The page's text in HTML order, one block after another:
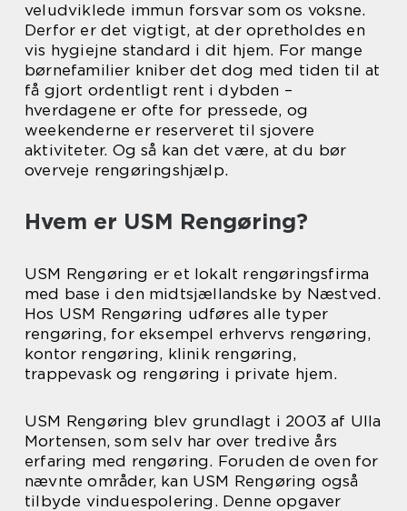
veludviklede immun forsvar som os voksne.
Derfor er det vigtigt, at der opretholdes en
vis hygiejne standard i dit hjem. For mange
børnefamilier kniber det dog med tiden til at
få gjort ordentligt rent i dybden –
hverdagene er ofte for pressede, og
weekenderne er reserveret til sjovere
aktiviteter. Og så kan det være, at du bør
overveje rengøringshjælp.
Hvem er USM Rengøring?
USM Rengøring er et lokalt rengøringsfirma
med base i den midtsjællandske by Næstved.
Hos USM Rengøring udføres alle typer
rengøring, for eksempel erhvervs rengøring,
kontor rengøring, klinik rengøring,
trappevask og rengøring i private hjem.
USM Rengøring blev grundlagt i 2003 af Ulla
Mortensen, som selv har over tredive års
erfaring med rengøring. Foruden de oven for
nævnte områder, kan USM Rengøring også
tilbyde vinduespolering. Denne opgaver